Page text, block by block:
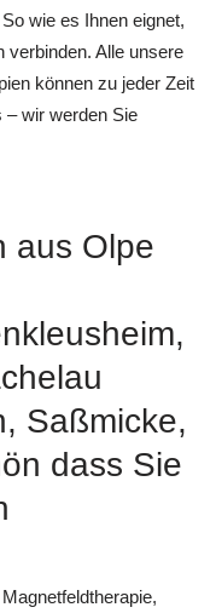
wie es Ihnen eignet,
verbinden. Alle unsere
können zu jeder Zeit
– wir werden Sie
aus Olpe
Saßmicke,
dass Sie